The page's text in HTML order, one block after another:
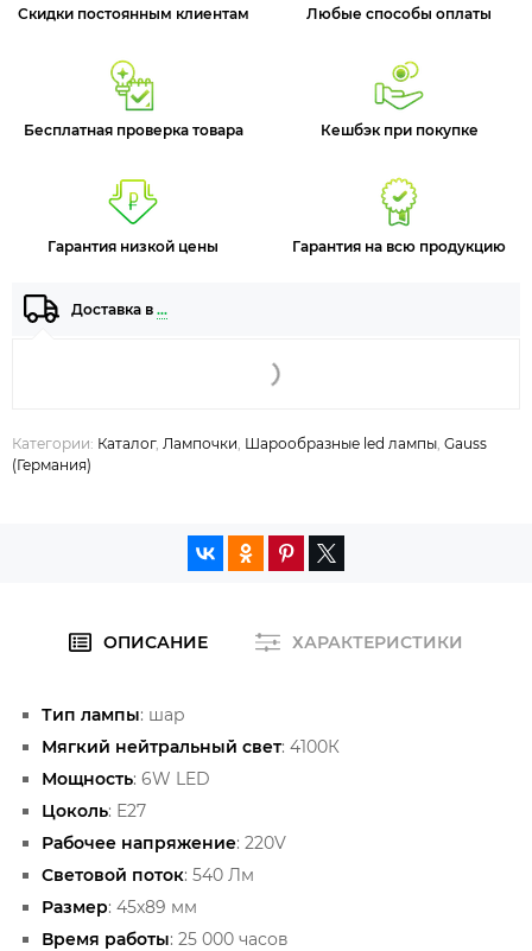
Скидки постоянным клиентам Любые способы оплаты
Бесплатная проверка товара Кешбэк при покупке
Гарантия низкой цены Гарантия на всю продукцию
Доставка в …
Категории: Каталог, Лампочки, Шарообразные led лампы, Gauss
(Германия)
ОПИСАНИЕ ХАРАКТЕРИСТИКИ
Тип лампы: шар
Мягкий нейтральный свет: 4100К
Мощность: 6W LED
Цоколь: Е27
Рабочее напряжение: 220V
Световой поток: 540 Лм
Размер: 45х89 мм
Время работы: 25 000 часов